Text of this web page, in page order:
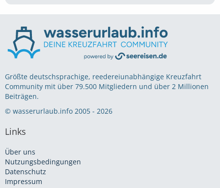
Größte deutschsprachige, reedereiunabhängige Kreuzfahrt
Community mit über 79.500 Mitgliedern und über 2 Millionen
Beiträgen.
© wasserurlaub.info 2005 - 2026
Links
Über uns
Nutzungsbedingungen
Datenschutz
Impressum